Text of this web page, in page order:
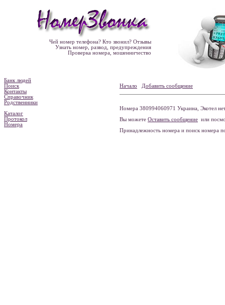
Чей номер телефона? Кто звонил? Отзывы
Узнать номер, развод, предупреждения
Проверка номера, мошенничество
Банк людей
Поиск
Контакты
Справочник
Родственники
Каталог
Протокол
Номера
Начало Добавить сообщение
Номера 380994060971 Украина, Экотел
Вы можете Оставить сообщение или
Принадлежность номера и поиск номера